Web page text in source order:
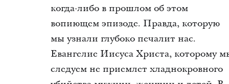
когда-либо в прошлом об этом
вопиющем эпизоде. Правда, которую
мы узнали глубоко печалит нас.
Евангелие Иисуса Христа, которому
следуем не приемлет хладнокровного